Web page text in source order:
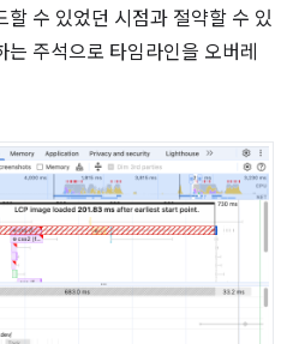
할 수 있었던 시점과 절약할 수 있
주석으로 타임라인을 오버레